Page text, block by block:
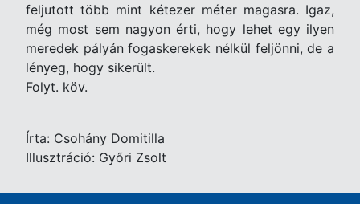
feljutott több mint kétezer méter magasra. Igaz,
még most sem nagyon érti, hogy lehet egy ilyen
meredek pályán fogaskerekek nélkül feljönni, de a
lényeg, hogy sikerült.
Folyt. köv.
Írta: Csohány Domitilla
Illusztráció: Győri Zsolt